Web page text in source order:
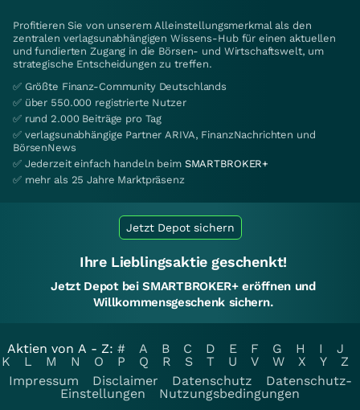
Profitieren Sie von unserem Alleinstellungsmerkmal als den
zentralen verlagsunabhängigen Wissens-Hub für einen aktuellen
und fundierten Zugang in die Börsen- und Wirtschaftswelt, um
strategische Entscheidungen zu treffen.
✅ Größte Finanz-Community Deutschlands
✅ über 550.000 registrierte Nutzer
✅ rund 2.000 Beiträge pro Tag
✅ verlagsunabhängige Partner ARIVA, FinanzNachrichten und
BörsenNews
✅ Jederzeit einfach handeln beim SMARTBROKER+
✅ mehr als 25 Jahre Marktpräsenz
Jetzt Depot sichern
Ihre Lieblingsaktie geschenkt!
Jetzt Depot bei SMARTBROKER+ eröffnen und
Willkommensgeschenk sichern.
Aktien von A - Z: # A B C D E F G H I
J
K
L M N O P Q R S T U V W X Y
Z
Impressum
Disclaimer Datenschutz
Datenschutz-
Einstellungen
Nutzungsbedingungen